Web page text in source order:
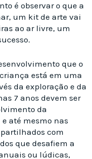
é observar o que a
um kit de arte vai
ao ar livre, um
que o
está em uma
da exploração e da
7 anos devem ser
da
até mesmo nas
com
que desafiem a
ou lúdicas,